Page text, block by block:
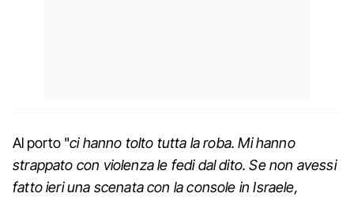
Al porto "ci hanno tolto tutta la roba. Mi hanno
strappato con violenza le fedi dal dito. Se non avessi
fatto ieri una scenata con la console in Israele,